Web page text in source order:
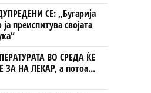
Гора
СЕ: „Бугарија
преиспитува својата
ВО СРЕДА ЌЕ
ЗА НА ЛЕКАР, а потоа...